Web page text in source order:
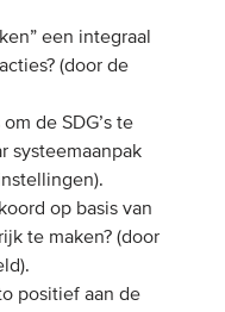
een integraal
(door de
de SDG’s te
systeemaanpak
op basis van
te maken? (door
positief aan de